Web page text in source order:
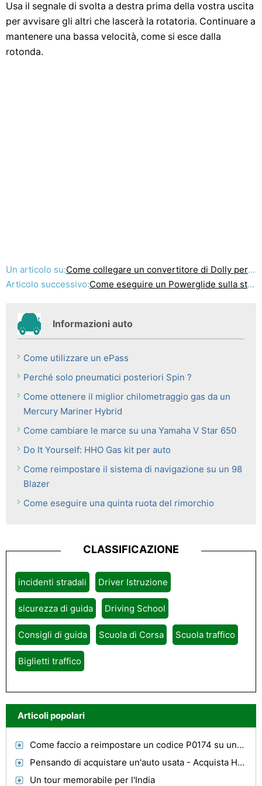
Usa il segnale di svolta a destra prima della vostra uscita
per avvisare gli altri che lascerà la rotatoria. Continuare a
mantenere una bassa velocità, come si esce dalla
rotonda.
Un articolo su:Come collegare un convertitore di Dolly per una Trattori
Articolo successivo:Come eseguire un Powerglide sulla strada
Informazioni auto
Come utilizzare un ePass
Perché solo pneumatici posteriori Spin ?
Come ottenere il miglior chilometraggio gas da un
Mercury Mariner Hybrid
Come cambiare le marce su una Yamaha V Star 650
Do It Yourself: HHO Gas kit per auto
Come reimpostare il sistema di navigazione su un 98
Blazer
Come eseguire una quinta ruota del rimorchio
CLASSIFICAZIONE
incidenti stradali Driver Istruzione
sicurezza di guida Driving School
Consigli di guida Scuola di Corsa Scuola traffico
Biglietti traffico
Articoli popolari
Come faccio a reimpostare un codice P0174 su una Cadillac?
Pensando di acquistare un'auto usata - Acquista Hyundai Sonata
Un tour memorabile per l'India